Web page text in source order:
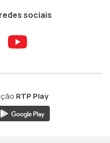
sociais
ao ao
Aceder
RTP Play